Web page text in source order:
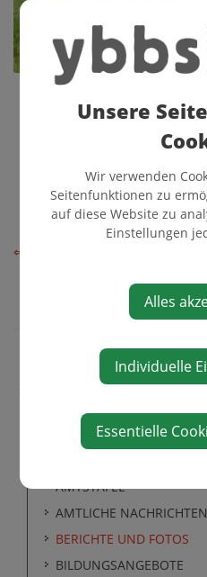
⇐ zurück
START
AMTSTAFEL
AMTLICHE NACHRICHTEN
BERICHTE UND FOTOS
BILDUNGSANGEBOTE
Unsere
Wir verwenden
Seitenfunktionen zu
auf diese Website zu
Einstellungen
Alles
Individuelle
Essentielle